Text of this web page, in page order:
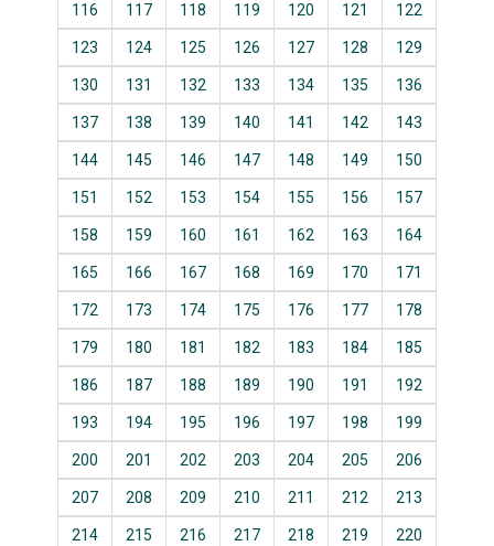
116 117 118 119 120 121 122
123 124 125 126 127 128 129
130 131 132 133 134 135 136
137 138 139 140 141 142 143
144 145 146 147 148 149 150
151 152 153 154 155 156 157
158 159 160 161 162 163 164
165 166 167 168 169 170 171
172 173 174 175 176 177 178
179 180 181 182 183 184 185
186 187 188 189 190 191 192
193 194 195 196 197 198 199
200 201 202 203 204 205 206
207 208 209 210 211 212 213
214 215 216 217 218 219 220